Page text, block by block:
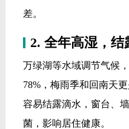
差。
2. 全年高湿，结
万绿湖等水域调节气候
78%，梅雨季和回南天
容易结露滴水，窗台、
菌，影响居住健康。